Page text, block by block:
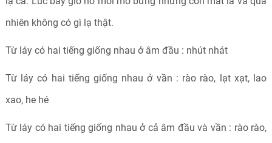
nhiên không có gì lạ thật.
Từ láy có hai tiếng giống nhau ở âm đầu : nhút nhát
Từ láy có hai tiếng giống nhau ở vần : rào rào, lạt xạt, lao
xao, he hé
Từ láy có hai tiếng giống nhau ở cả âm đầu và vần : rào rào,